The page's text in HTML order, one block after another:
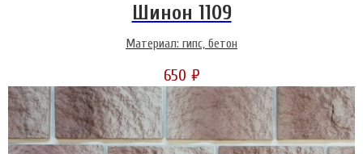
Шинон 1109
Материал: гипс, бетон
650 ₽